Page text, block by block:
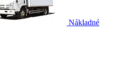
Nákladné